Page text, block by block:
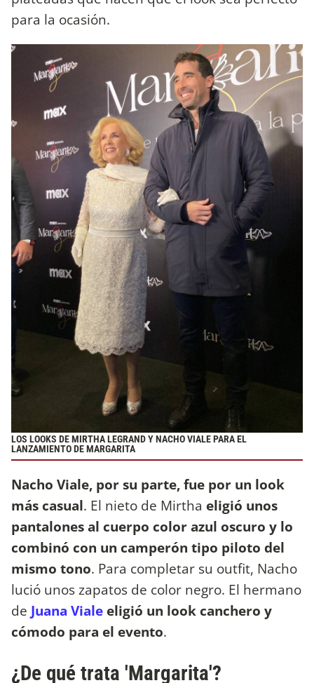
para la ocasión.
LOS LOOKS DE MIRTHA LEGRAND Y NACHO VIALE PARA EL
LANZAMIENTO DE MARGARITA
Nacho Viale, por su parte, fue por un look
más casual. El nieto de Mirtha eligió unos
pantalones al cuerpo color azul oscuro y lo
combinó con un camperón tipo piloto del
mismo tono. Para completar su outfit, Nacho
lució unos zapatos de color negro. El hermano
de Juana Viale eligió un look canchero y
cómodo para el evento.
¿De qué trata 'Margarita'?